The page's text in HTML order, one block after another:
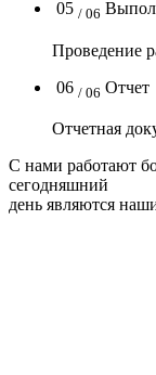
05 / 06
Проведение
06 / 06 Отчет
Отчетная
C нами работают
сегодняшний
день являются